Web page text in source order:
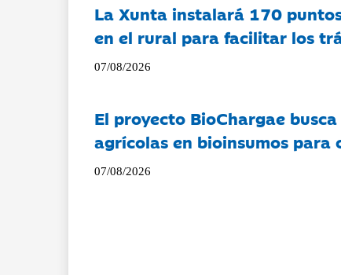
La Xunta instalará 170
en el rural para facilitar los
07/08/2026
El proyecto BioChargae
agrícolas en bioinsumos para
07/08/2026